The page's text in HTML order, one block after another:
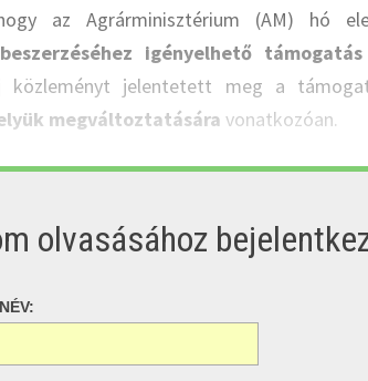
az Agrárminisztérium (AM) hó
igényelhető támogatás
közleményt jelentetett meg a
megváltoztatására vonatkozóan.
olvasásához